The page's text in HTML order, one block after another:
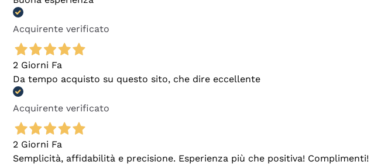
Acquirente verificato
2 Giorni Fa
Da tempo acquisto su questo sito, che dire eccellente
Acquirente verificato
2 Giorni Fa
Semplicità, affidabilità e precisione. Esperienza più che positiva! Complimenti!